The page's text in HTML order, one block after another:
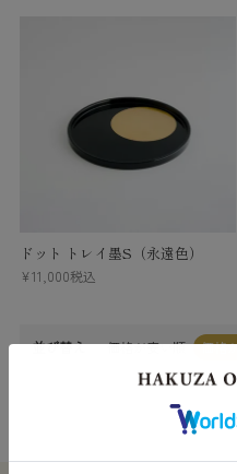
ドット トレイ墨S（永遠色）
¥11,000税込
並び替え 価格が安い順 価格